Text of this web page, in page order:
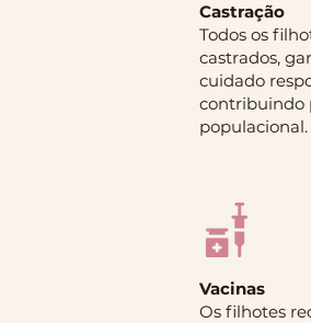
Castração
Todos os
castrados,
cuidado
contribuindo
populacional.
Vacinas
Os filhotes